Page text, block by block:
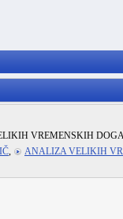
VREMENSKIH
, ANALIZA VELIKIH